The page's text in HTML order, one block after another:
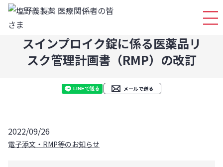
ログ
スインプロイク錠に係る医薬品リ
スク管理計画書（RMP）の改訂
メールで送る
2022/09/26
電子添文・RMP等のお知らせ